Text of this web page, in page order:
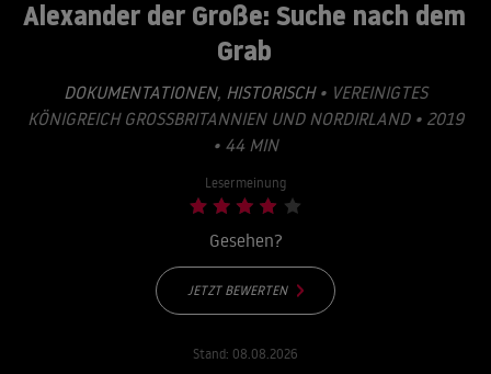
Alexander der Große: Suche nach dem
Grab
DOKUMENTATIONEN, HISTORISCH• VEREINIGTES
KÖNIGREICH GROSSBRITANNIEN UND NORDIRLAND • 2019
• 44 MIN
Lesermeinung
Gesehen?
JETZT BEWERTEN
Stand: 08.08.2026